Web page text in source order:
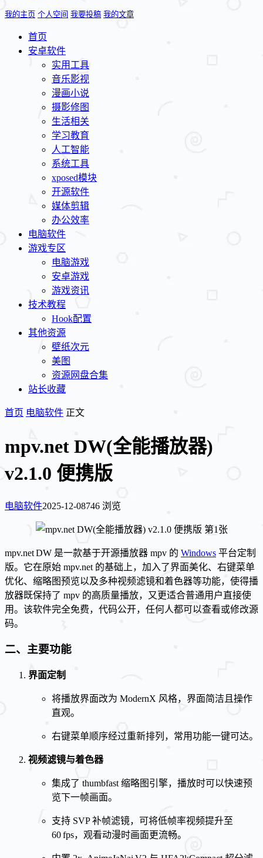
我的主页 个人空间 我要投稿 我的文章
首页
安卓软件
实用工具
音乐影视
漫画小说
摄影修图
生活相关
学习教育
人工智能
系统工具
xposed模块
开源软件
媒体剪辑
办公效率
电脑软件
游戏专区
电脑游戏
安卓游戏
游戏资讯
技术教程
Hook配置
其他资源
壁纸次元
美图
资源网盘合集
站长收藏
首页 电脑软件 正文
mpv.net DW(全能播放器)
v2.1.0 便携版
电脑软件2025-12-08746 浏览
mpv.net DW 是一款基于开源播放器 mpv 的 Windows 平台定制
版。它在原始 mpv.net 的基础上，加入了界面美化、右键菜单
优化、缩略图预览以及多种视频滤镜和着色器等功能，使得播
放器既保持了 mpv 的高质量播放，又更适合普通用户直接使
用。该软件完全免费，代码公开，任何人都可以查看或修改源
码。
二、主要功能
界面定制
将播放界面改为 ModernX 风格，界面简洁且操作
直观。
右键菜单顺序经过重新排列，常用功能一键可达。
视频滤镜与着色器
集成了 thumbfast 缩略图引擎，播放时可以快速预
览下一帧画面。
支持 SVP 补帧滤镜，可将低帧率视频提升至
60 fps，观看动漫时画面更流畅。